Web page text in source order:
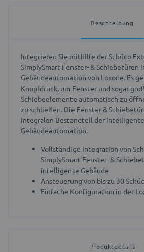
Beschreibung
Integrieren Sie mithilfe der Schüco
SimplySmart Fenster- & Schiebetüren
Gebäudeautomation von Loxone. Es
Knopfdruck, um Fenster und sogar
Schiebeelemente automatisch zu
zu schließen. Die Fenster &
integralen Bestandteil der
Gebäudeautomation.
Vollständige Integration von
SimplySmart Fenster- &
intelligente Gebäude
Ansteuerung von bis zu 30
Einfache Konfiguration in der
Produktdetails